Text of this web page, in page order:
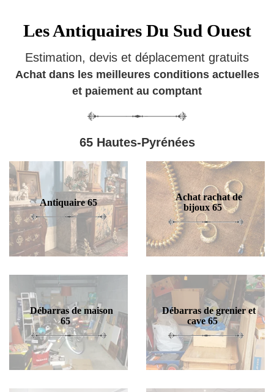
Les Antiquaires Du Sud Ouest
Estimation, devis et déplacement gratuits
Achat dans les meilleures conditions actuelles
et paiement au comptant
65 Hautes-Pyrénées
Antiquaire 65
Achat rachat de
bijoux 65
Débarras de maison
65
Débarras de grenier et
cave 65